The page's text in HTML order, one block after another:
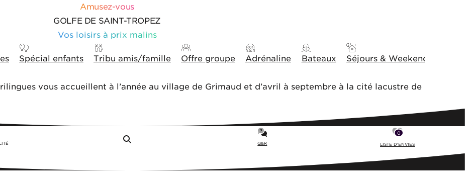
Amusez-vous
GOLFE DE SAINT-TROPEZ
Vos loisirs à prix malins
Spécial enfants Tribu amis/famille Offre groupe Adrénaline Bateaux Séjours & Weekends
vous accueillent à l’année au village de Grimaud et d’avril à septembre à la cité lacustre de
Menu Q&R
0
LISTE D'ENVIES